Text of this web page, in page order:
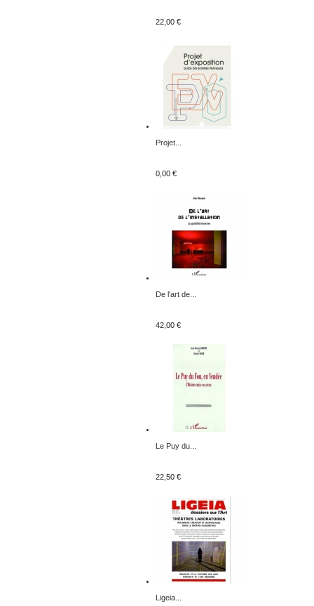
22,00 €
Projet...
0,00 €
De l'art de...
42,00 €
Le Puy du...
22,50 €
Ligeia...